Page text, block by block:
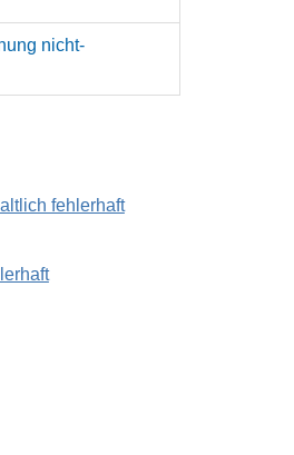
nicht-
inhaltlich fehlerhaft